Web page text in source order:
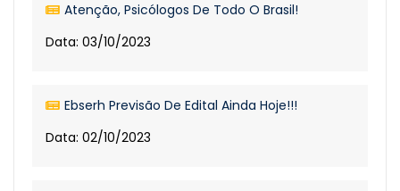
Atenção, Psicólogos De Todo O Brasil!
Data: 03/10/2023
Ebserh Previsão De Edital Ainda Hoje!!!
Data: 02/10/2023